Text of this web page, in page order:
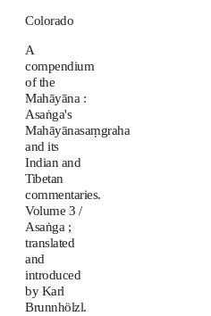
Colorado
A
compendium
of the
Mahāyāna :
Asaṅga's
Mahāyānasaṃgraha
and its
Indian and
Tibetan
commentaries.
Volume 3 /
Asaṅga ;
translated
and
introduced
by Karl
Brunnhölzl.